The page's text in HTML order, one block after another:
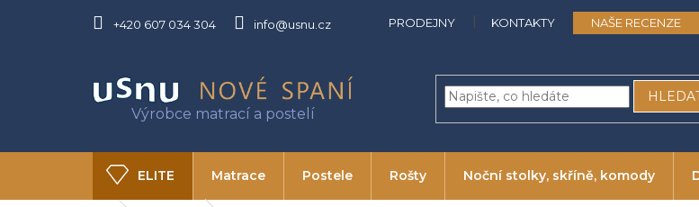
+420 607 034 304 info@usnu.cz PRODEJNY KONTAKTY NAŠE RECENZE
ELITE Matrace Postele Rošty Noční stolky, skříně, komody